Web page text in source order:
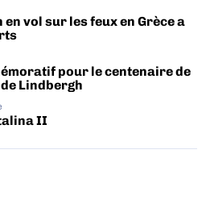
vol sur les feux en Grèce a
pour le centenaire de
Lindbergh
II